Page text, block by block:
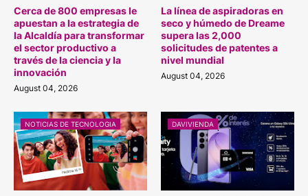
Cerca de 800 empresas le
apuestan a la estrategia de
la Alcaldía para transformar
el sector productivo a
través de la ciencia y la
innovación
August 04, 2026
La línea de aspiradoras en
seco y húmedo de Dreame
supera las 2,000
solicitudes de patentes a
nivel mundial
August 04, 2026
NOTICIAS DE TECNOLOGIA DAVIVIENDA